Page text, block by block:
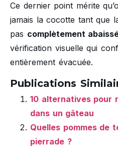
Ce dernier point mérite
jamais la cocotte tant que
pas complètement
vérification visuelle qui
entièrement évacuée.
Publications
10 alternatives pour
dans un gâteau
Quelles pommes de
pierrade ?